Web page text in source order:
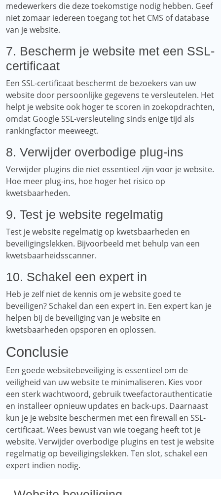
medewerkers die deze toekomstige nodig hebben. Geef
niet zomaar iedereen toegang tot het CMS of database
van je website.
7. Bescherm je website met een SSL-
certificaat
Een SSL-certificaat beschermt de bezoekers van uw
website door persoonlijke gegevens te versleutelen. Het
helpt je website ook hoger te scoren in zoekopdrachten,
omdat Google SSL-versleuteling sinds enige tijd als
rankingfactor meeweegt.
8. Verwijder overbodige plug-ins
Verwijder plugins die niet essentieel zijn voor je website.
Hoe meer plug-ins, hoe hoger het risico op
kwetsbaarheden.
9. Test je website regelmatig
Test je website regelmatig op kwetsbaarheden en
beveiligingslekken. Bijvoorbeeld met behulp van een
kwetsbaarheidsscanner.
10. Schakel een expert in
Heb je zelf niet de kennis om je website goed te
beveiligen? Schakel dan een expert in. Een expert kan je
helpen bij de beveiliging van je website en
kwetsbaarheden opsporen en oplossen.
Conclusie
Een goede websitebeveiliging is essentieel om de
veiligheid van uw website te minimaliseren. Kies voor
een sterk wachtwoord, gebruik tweefactorauthenticatie
en installeer opnieuw updates en back-ups. Daarnaast
kun je je website beschermen met een firewall en SSL-
certificaat. Wees bewust van wie toegang heeft tot je
website. Verwijder overbodige plugins en test je website
regelmatig op beveiligingslekken. Ten slot, schakel een
expert indien nodig.